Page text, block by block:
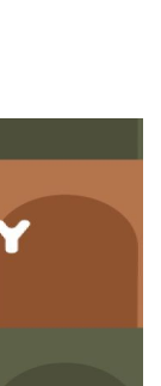
его в
— полная
на